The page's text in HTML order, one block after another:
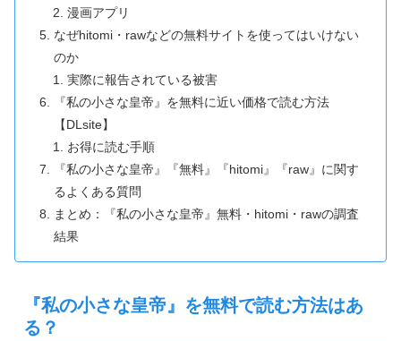
漫画アプリ
なぜhitomi・rawなどの無料サイトを使ってはいけない
のか
実際に報告されている被害
『私の小さな皇帝』を無料に近い価格で読む方法
【DLsite】
お得に読む手順
『私の小さな皇帝』『無料』『hitomi』『raw』に関す
るよくある質問
まとめ：『私の小さな皇帝』無料・hitomi・rawの調査
結果
『私の小さな皇帝』を無料で読む方法はあ
る？